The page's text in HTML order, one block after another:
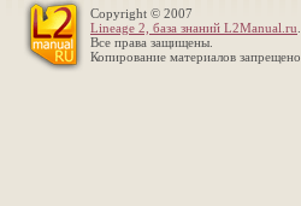
Copyright © 2007
Lineage 2, база знаний L2Manual.ru
Все права защищены.
Копирование материалов запрещено.